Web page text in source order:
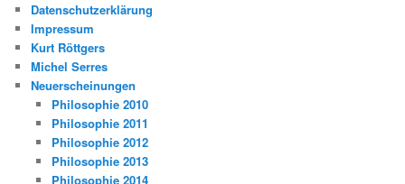
Datenschutzerklärung
Impressum
Kurt Röttgers
Michel Serres
Neuerscheinungen
Philosophie 2010
Philosophie 2011
Philosophie 2012
Philosophie 2013
Philosophie 2014